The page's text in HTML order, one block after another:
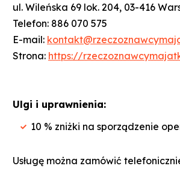
ul. Wileńska 69 lok. 204, 03-416
Telefon: 886 070 575
E-mail:
Strona: https://
Ulgi i uprawnienia:
10 % zniżki na sporządzenie
Usługę można zamówić